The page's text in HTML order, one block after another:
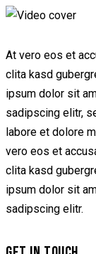
At vero eos et
clita kasd
ipsum dolor sit
sadipscing elitr,
labore et dolore
vero eos et
clita kasd
ipsum dolor sit
sadipscing elitr.